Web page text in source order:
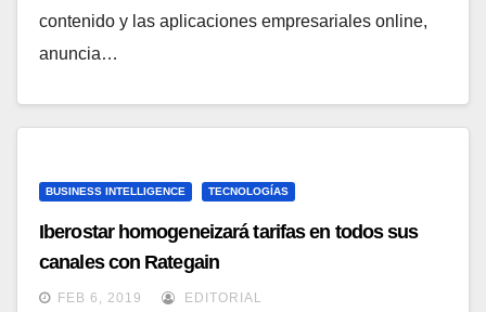
contenido y las aplicaciones empresariales online,
anuncia…
BUSINESS INTELLIGENCE TECNOLOGÍAS
Iberostar homogeneizará tarifas en todos sus
canales con Rategain
FEB 6, 2019 EDITORIAL